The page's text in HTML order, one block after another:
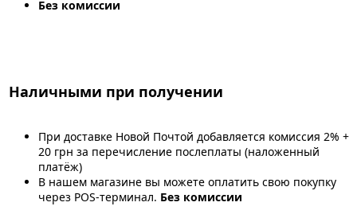
Без комиссии
Наличными при получении
При доставке Новой Почтой добавляется комиссия 2% +
20 грн за перечисление послеплаты (наложенный
платёж)
В нашем магазине вы можете оплатить свою покупку
через POS-терминал. Без комиссии